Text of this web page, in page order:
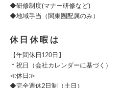
◆研修制度(マナー研修など)
◆地域手当（関東圏配属のみ）
休日休暇は
【年間休日120日】
＊祝日（会社カレンダーに基づく）
≪休日≫
◆完全週休2日制（土日）